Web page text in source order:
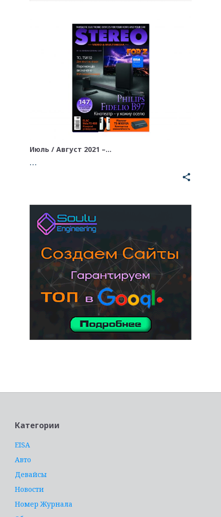
Июль / Август 2021 –…
…
share
Категории
EISA
Авто
Девайсы
Новости
Номер Журнала